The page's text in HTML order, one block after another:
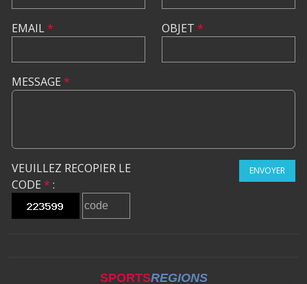
EMAIL* OBJET *
MESSAGE *
VEUILLEZ RECOPIER LE
CODE * :
ENVOYER
SPORTSREGIONS